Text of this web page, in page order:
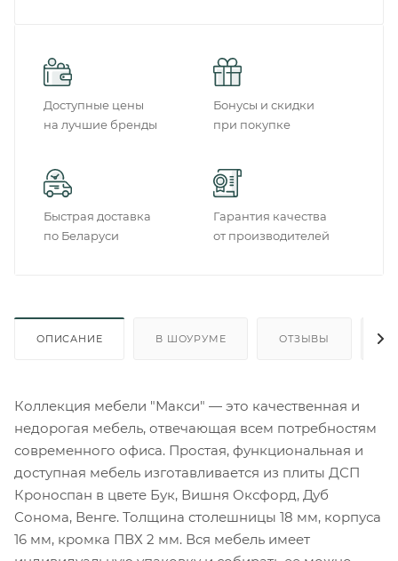
Доступные цены
на лучшие бренды
Бонусы и скидки
при покупке
Быстрая доставка
по Беларуси
Гарантия качества
от производителей
ОПИСАНИЕ В ШОУРУМЕ ОТЗЫВЫ
Коллекция мебели "Макси" — это качественная и
недорогая мебель, отвечающая всем потребностям
современного офиса. Простая, функциональная и
доступная мебель изготавливается из плиты ДСП
Кроноспан в цвете Бук, Вишня Оксфорд, Дуб
Сонома, Венге. Толщина столешницы 18 мм, корпуса
16 мм, кромка ПВХ 2 мм. Вся мебель имеет